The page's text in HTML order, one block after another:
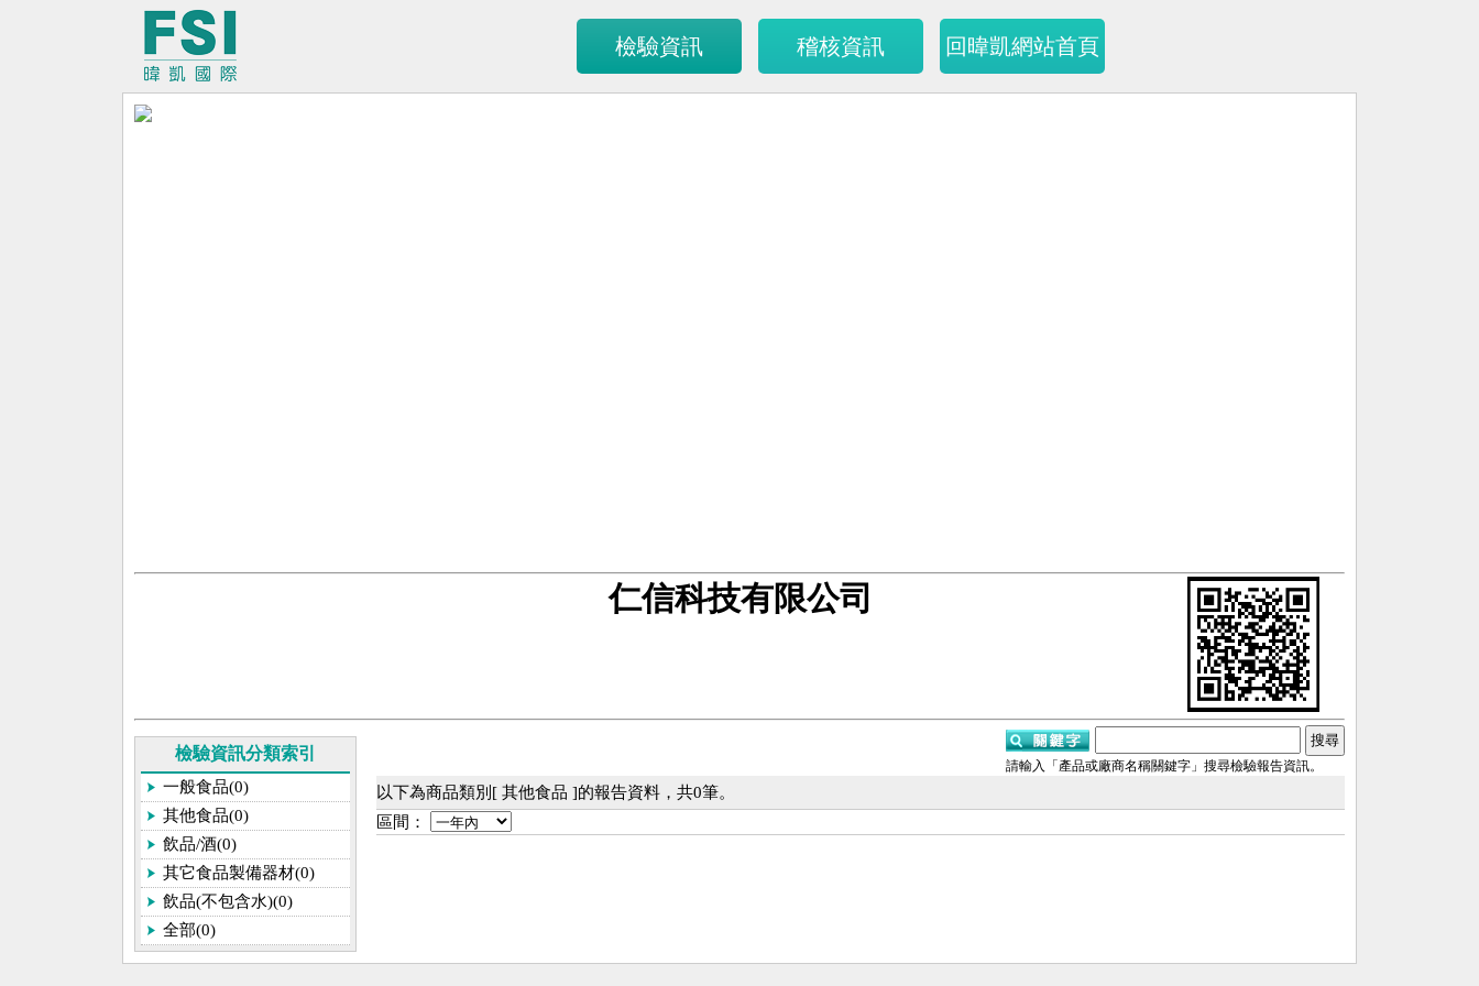
檢驗資訊 稽核資訊 回暐凱網站首頁
仁信科技有限公司
請輸入「產品或廠商名稱關鍵字」搜尋檢驗報告資訊。
檢驗資訊分類索引
一般食品(0)
其他食品(0)
飲品/酒(0)
其它食品製備器材(0)
飲品(不包含水)(0)
全部(0)
以下為商品類別[ 其他食品 ]的報告資料，共0筆。
區間：